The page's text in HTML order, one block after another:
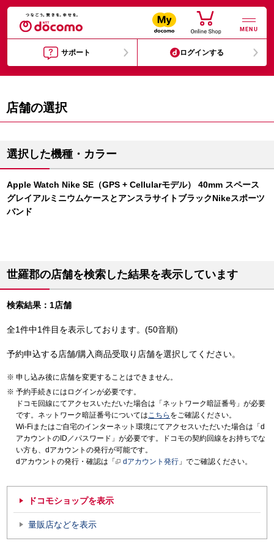
MENU
サポート ログインする
店舗の選択
選択した機種・カラー
Apple Watch Nike SE（GPS + Cellularモデル） 40mm スペース
グレイアルミニウムケースとアンスラサイトブラックNikeスポーツ
バンド
世羅郡の店舗を検索した結果を表示しています
検索結果：1店舗
全1件中1件目を表示しております。(50音順)
予約申込する店舗/購入商品受取り店舗を選択してください。
申し込み後に店舗を変更することはできません。
予約手続きにはログインが必要です。
ドコモ回線にてアクセスいただいた場合は「ネットワーク暗証番号」が必要
です。ネットワーク暗証番号についてはこちら をご確認ください。
Wi-Fiまたはご自宅のインターネット環境にてアクセスいただいた場合は「d
アカウントのID／パスワード」が必要です。ドコモの契約回線をお持ちでな
い方も、dアカウントの発行が可能です。
dアカウントの発行・確認は「
dアカウント発行 」でご確認ください。
ドコモショップを表示
量販店などを表示